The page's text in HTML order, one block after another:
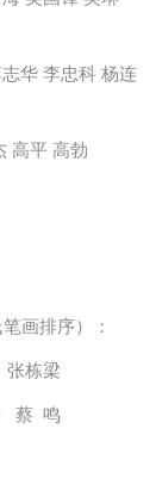
华 李忠科 杨连
高平 高勃
画排序）：
栋梁
蔡 鸣